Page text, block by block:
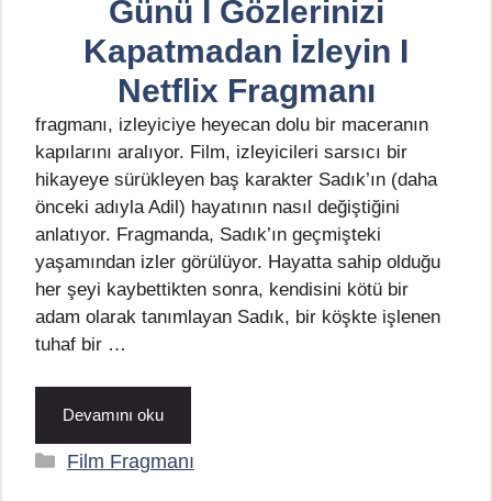
Günü I Gözlerinizi
Kapatmadan İzleyin I
Netflix Fragmanı
fragmanı, izleyiciye heyecan dolu bir maceranın
kapılarını aralıyor. Film, izleyicileri sarsıcı bir
hikayeye sürükleyen baş karakter Sadık’ın (daha
önceki adıyla Adil) hayatının nasıl değiştiğini
anlatıyor. Fragmanda, Sadık’ın geçmişteki
yaşamından izler görülüyor. Hayatta sahip olduğu
her şeyi kaybettikten sonra, kendisini kötü bir
adam olarak tanımlayan Sadık, bir köşkte işlenen
tuhaf bir …
Devamını oku
Kategoriler
Film Fragmanı